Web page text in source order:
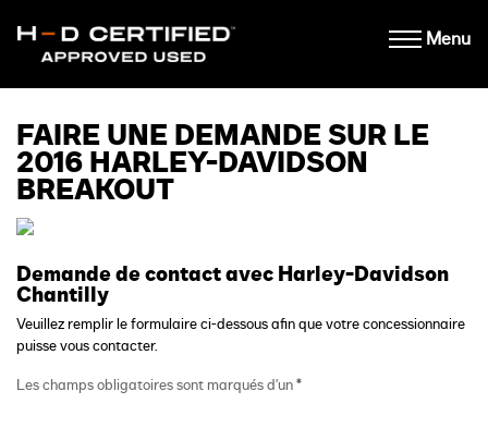
Menu
FAIRE UNE DEMANDE SUR LE
2016 HARLEY-DAVIDSON
BREAKOUT
Demande de contact avec Harley-Davidson
Chantilly
Veuillez remplir le formulaire ci-dessous afin que votre concessionnaire
puisse vous contacter.
Les champs obligatoires sont marqués d'un *